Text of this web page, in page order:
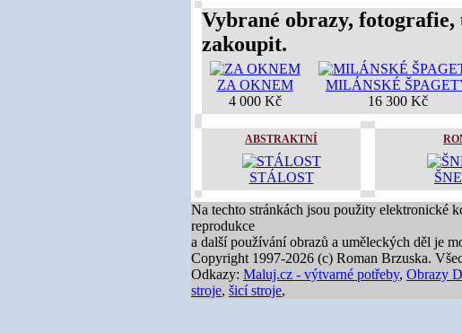
Vybrané obrazy, fotografie,
zakoupit.
ZA OKNEM
4 000 Kč
MILÁNSKÉ
16 300 Kč
ABSTRAKTNÍ
STÁLOST
Na techto stránkách jsou použity elektronické
reprodukce
a další používání obrazů a uměleckých děl je
Copyright 1997-2026 (c) Roman Brzuska.
Odkazy: Maluj.cz - výtvarné potřeby, Obrazy
stroje, šicí stroje,